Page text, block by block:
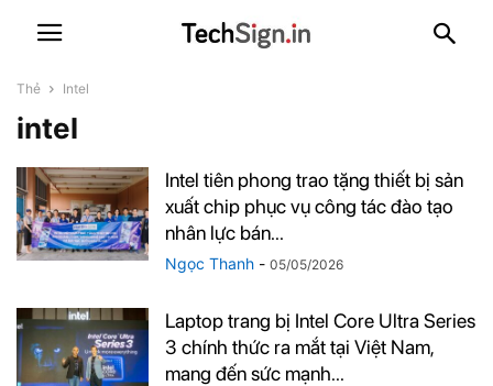
Thẻ Intel
intel
Intel tiên phong trao tặng thiết bị sản
xuất chip phục vụ công tác đào tạo
nhân lực bán...
Ngọc Thanh - 05/05/2026
Laptop trang bị Intel Core Ultra Series
3 chính thức ra mắt tại Việt Nam,
mang đến sức mạnh...